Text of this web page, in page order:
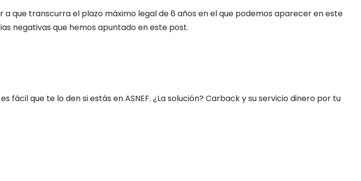
que transcurra el plazo máximo legal de 6 años en el que podemos aparecer en este
negativas que hemos apuntado en este post.
que te lo den si estás en ASNEF. ¿La solución? Carback y su servicio dinero por tu